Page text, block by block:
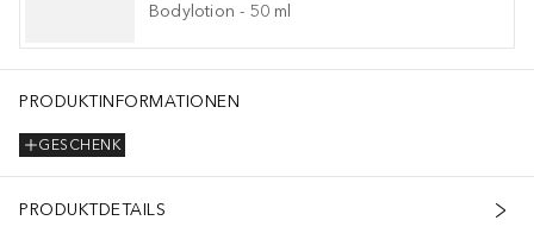
Bodylotion - 50 ml
PRODUKTINFORMATIONEN
GESCHENK
PRODUKTDETAILS